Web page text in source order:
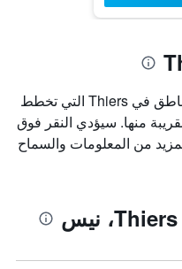
تصفح وقم بتكبير الخريطة على المناطق في Thiers التي تخطط
منها. سيؤدي النقر فوق
من المعلومات والسماح